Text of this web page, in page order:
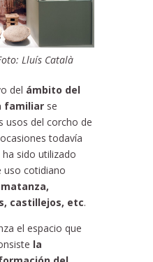
Lluís Català
del ámbito del
familiar se
usos del corcho de
todavía
sido utilizado
uso cotidiano
castillejos, etc.
el espacio que
la